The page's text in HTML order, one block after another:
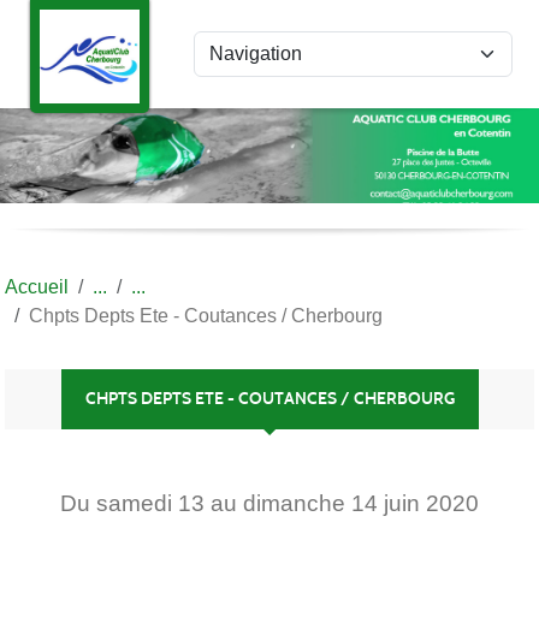
Accueil
Chpts Depts Ete - Coutances / Cherbourg
CHPTS DEPTS ETE - COUTANCES / CHERBOURG
Du samedi 13 au dimanche 14 juin 2020
Panneau de gestion des cookies